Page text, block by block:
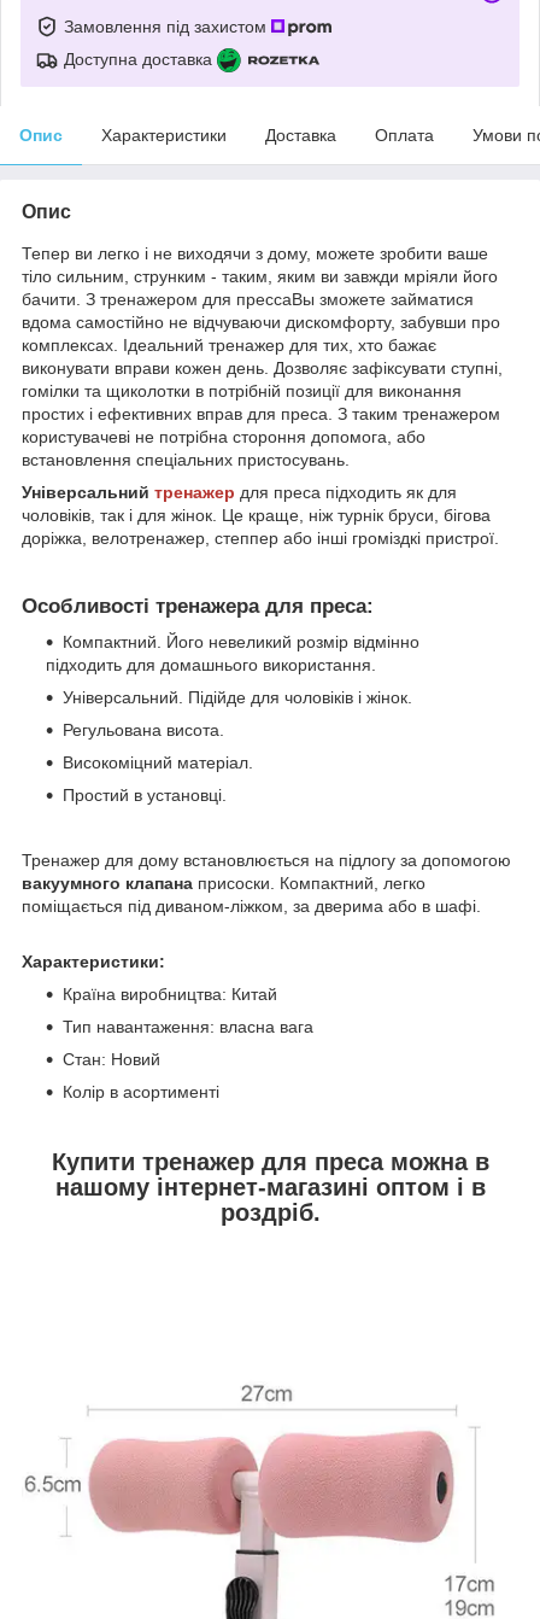
Замовлення під захистом
Доступна доставка
Опис Характеристики Доставка Оплата Умови
Опис
Тепер ви легко і не виходячи з дому, можете зробити ваше
тіло сильним, струнким - таким, яким ви завжди мріяли його
бачити. З тренажером для прессаВы зможете займатися
вдома самостійно не відчуваючи дискомфорту, забувши про
комплексах. Ідеальний тренажер для тих, хто бажає
виконувати вправи кожен день. Дозволяє зафіксувати ступні,
гомілки та щиколотки в потрібній позиції для виконання
простих і ефективних вправ для преса. З таким тренажером
користувачеві не потрібна стороння допомога, або
встановлення спеціальних пристосувань.
Універсальний тренажер для преса підходить як для
чоловіків, так і для жінок. Це краще, ніж турнік бруси, бігова
доріжка, велотренажер, степпер або інші громіздкі пристрої.
Особливості тренажера для преса:
Компактний. Його невеликий розмір відмінно
підходить для домашнього використання.
Універсальний. Підійде для чоловіків і жінок.
Регульована висота.
Високоміцний матеріал.
Простий в установці.
Тренажер для дому встановлюється на підлогу за допомогою
вакуумного клапана присоски. Компактний, легко
поміщається під диваном-ліжком, за дверима або в шафі.
Характеристики:
Країна виробництва: Китай
Тип навантаження: власна вага
Стан: Новий
Колір в асортименті
Купити тренажер для преса можна в
нашому інтернет-магазині оптом і в
роздріб.